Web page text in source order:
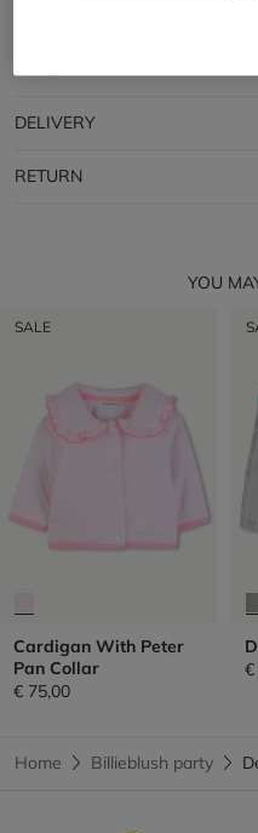
DELIVERY
RETURN
YOU
SALE
Cardigan With Peter
Pan Collar
€ 75,00
€
Home Billieblush party